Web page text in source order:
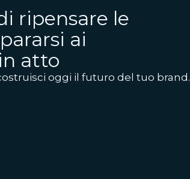
ripensare le
ai
atto
oggi il futuro del tuo brand.